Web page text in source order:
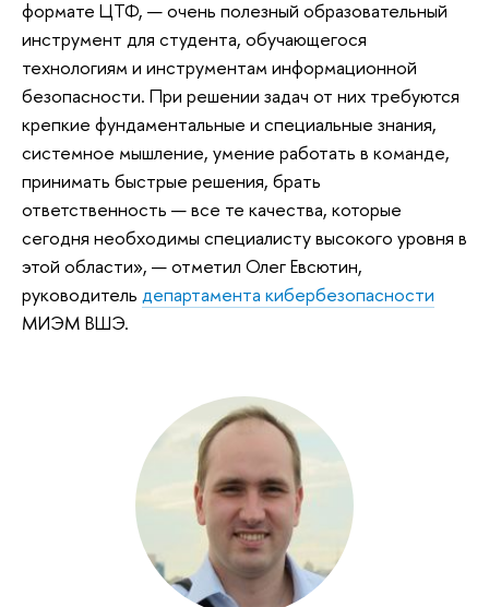
формате ЦТФ, — очень полезный образовательный
инструмент для студента, обучающегося
технологиям и инструментам информационной
безопасности. При решении задач от них требуются
крепкие фундаментальные и специальные знания,
системное мышление, умение работать в команде,
принимать быстрые решения, брать
ответственность — все те качества, которые
сегодня необходимы специалисту высокого уровня в
этой области», — отметил Олег Евсютин,
руководитель департамента кибербезопасности
МИЭМ ВШЭ.